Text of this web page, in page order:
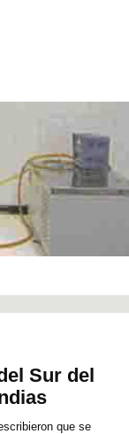
Sur del
que se